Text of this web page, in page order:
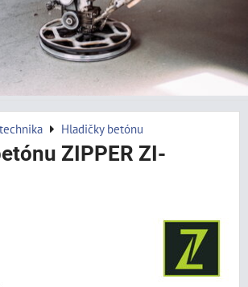
Hladičky betónu
ZIPPER ZI-